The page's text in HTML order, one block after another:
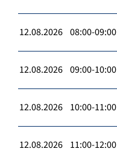
12.08.2026 08:00-09:00
12.08.2026 09:00-10:00
12.08.2026 10:00-11:00
12.08.2026 11:00-12:00